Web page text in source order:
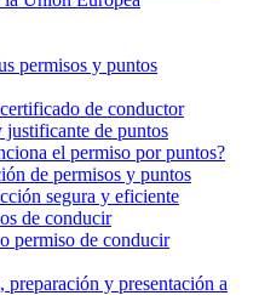
permisos y puntos
de conductor
justificante de puntos
el permiso por puntos?
de permisos y puntos
segura y eficiente
de conducir
permiso de conducir
preparación y presentación a